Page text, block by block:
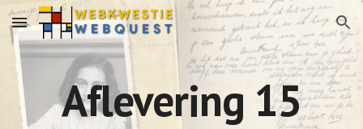
Skip to main content Skip to navigation
Aflevering 15